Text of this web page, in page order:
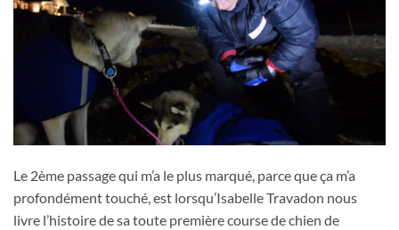
Le 2ème passage qui m’a le plus marqué, parce que ça m’a
profondément touché, est lorsqu’Isabelle Travadon nous
livre l’histoire de sa toute première course de chien de